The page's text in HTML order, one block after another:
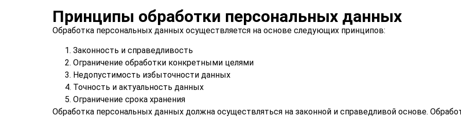
Принципы обработки персональных данных
Обработка персональных данных осуществляется на основе следующих принципов:
Законность и справедливость
Ограничение обработки конкретными целями
Недопустимость избыточности данных
Точность и актуальность данных
Ограничение срока хранения
Обработка персональных данных должна осуществляться на законной и справедливой основе.